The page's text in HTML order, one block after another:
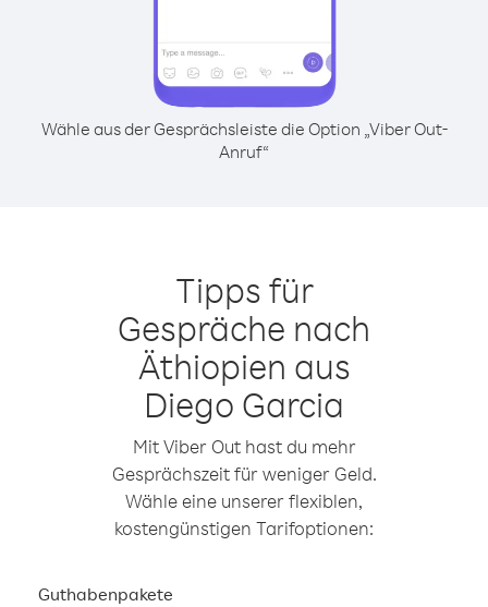
Wähle aus der Gesprächsleiste die Option „Viber Out-
Anruf“
Tipps für
Gespräche nach
Äthiopien aus
Diego Garcia
Mit Viber Out hast du mehr
Gesprächszeit für weniger Geld.
Wähle eine unserer flexiblen,
kostengünstigen Tarifoptionen:
Guthabenpakete